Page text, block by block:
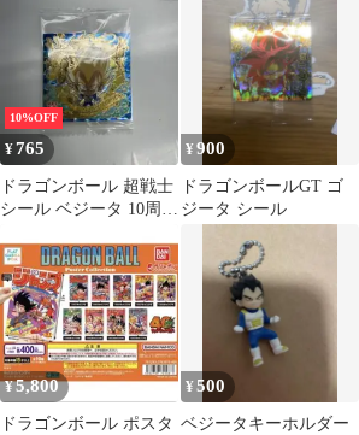
10%OFF
¥765
ドラゴンボール 超戦士
シール ベジータ 10周年
¥900
ドラゴンボールGT ゴ
ジータ シール
¥5,800
ドラゴンボール ポスタ
¥500
ベジータキーホルダー